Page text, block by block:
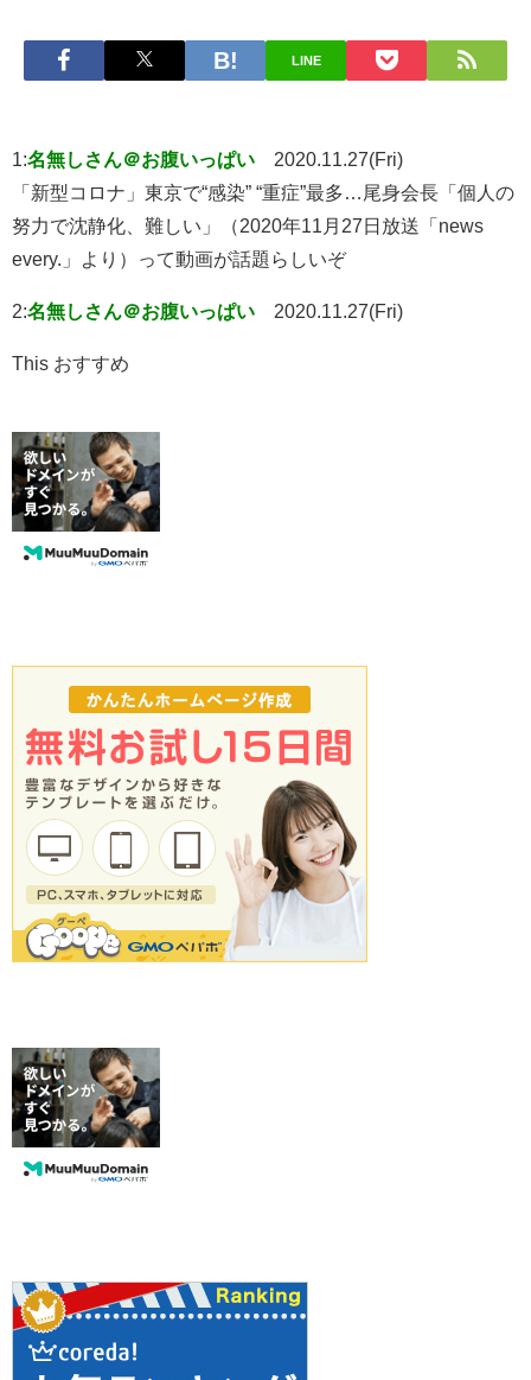
LINE
1:名無しさん＠お腹いっぱい
2020.11.27(Fri)
「新型コロナ」東京で“感染” “重症”最多…尾身会長「個人の
努力で沈静化、難しい」（2020年11月27日放送「news
every.」より）って動画が話題らしいぞ
2:名無しさん＠お腹いっぱい 2020.11.27(Fri)
This おすすめ